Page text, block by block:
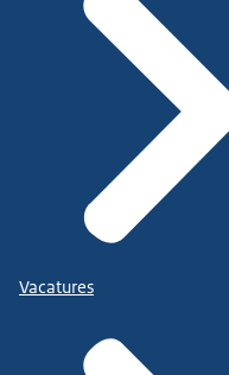
Vacatures